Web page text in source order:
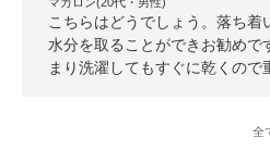
こちらはどうでしょう。落ち
水分を取ることができお勧め
まり洗濯してもすぐに乾くので
全